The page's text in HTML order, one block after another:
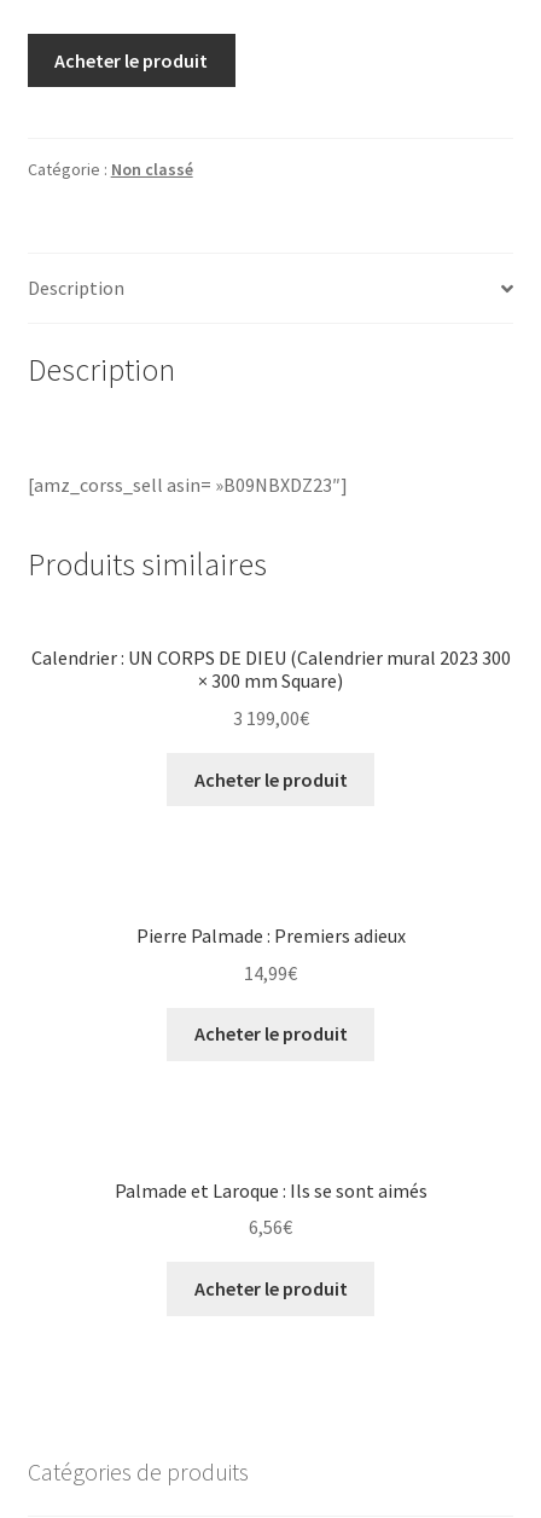
Acheter le produit
Catégorie : Non classé
Description
Description
[amz_corss_sell asin= »B09NBXDZ23″]
Produits similaires
Calendrier : UN CORPS DE DIEU (Calendrier mural 2023 300
× 300 mm Square)
3 199,00€
Acheter le produit
Pierre Palmade : Premiers adieux
14,99€
Acheter le produit
Palmade et Laroque : Ils se sont aimés
6,56€
Acheter le produit
Catégories de produits